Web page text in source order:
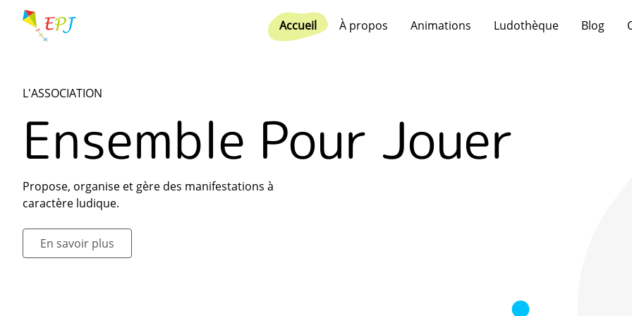
Accueil À propos Animations Ludothèque Blog
L'ASSOCIATION
Ensemble Pour Jouer
Propose, organise et gère des manifestations à
caractère ludique.
En savoir plus